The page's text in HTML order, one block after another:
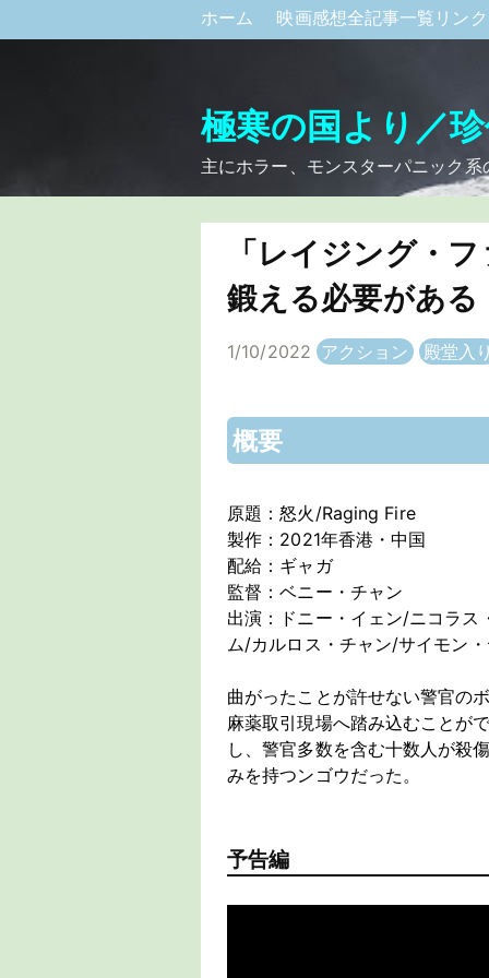
ホーム 映画感想全記事一覧リン
極寒の国より／
主にホラー、モンスターパニック
「レイジング・
鍛える必要がある
1/10/2022 アクション 殿堂入
概要
原題：怒火/Raging Fire
製作：2021年香港・中国
配給：ギャガ
監督：ベニー・チャン
出演：ドニー・イェン/ニコラ
ム/カルロス・チャン/サイモン
曲がったことが許せない警官の
麻薬取引現場へ踏み込むことが
し、警官多数を含む十数人が殺
みを持つンゴウだった。
予告編